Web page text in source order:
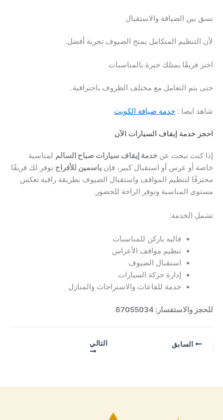
نسق بين الضيافة والاستقبال
لأن التنظيم المتكامل يمنح الضيوف تجربة أفضل.
اختر فريقًا يمتلك خبرة بالمناسبات
حتى يتم التعامل مع مختلف الظروف باحترافية.
شاهد ايضا : خدمة ضيافة الكويت
احجز خدمة إيقاف السيارات الآن
إذا كنت تبحث عن خدمة إيقاف سيارات صباح السالم لمناسبة
خاصة أو عرس أو استقبال كبير، فإن ياسمين للأفراح توفر لك فريقًا
محترفًا لتنظيم المواقف واستقبال الضيوف بطريقة راقية تعكس
مستوى المناسبة وتوفر الراحة للحضور.
تشمل الخدمة:
فاليه باركن للمناسبات
تنظيم مواقف الأعراس
استقبال الضيوف
إدارة حركة السيارات
خدمة للقاعات والاستراحات والمنازل
للحجز والاستفسار: 67055034
السابق التالي